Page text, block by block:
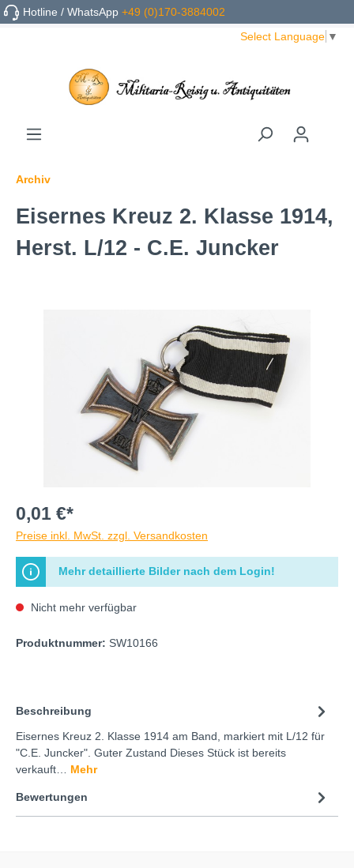
Hotline / WhatsApp+49 (0)170-3884002
Select Language ▼
Archiv
Eisernes Kreuz 2. Klasse 1914,
Herst. L/12 - C.E. Juncker
0,01 €*
Preise inkl. MwSt. zzgl. Versandkosten
Mehr detaillierte Bilder nach dem Login!
Nicht mehr verfügbar
Produktnummer: SW10166
Beschreibung
Eisernes Kreuz 2. Klasse 1914 am Band, markiert mit L/12 für
"C.E. Juncker". Guter Zustand Dieses Stück ist bereits
verkauft… Mehr
Bewertungen